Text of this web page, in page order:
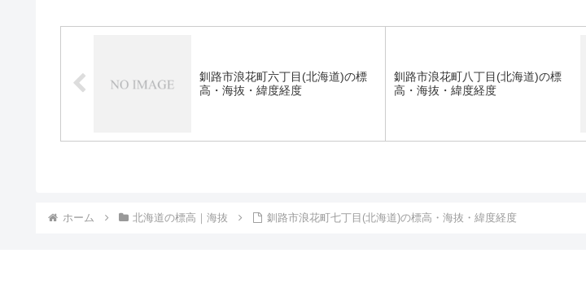
釧路市浪花町六丁目(北海道)の標
高・海抜・緯度経度
釧路市浪花町八丁目(北海道)の標
高・海抜・緯度経度
ホーム 北海道の標高｜海抜 釧路市浪花町七丁目(北海道)の標高・海抜・緯度経度